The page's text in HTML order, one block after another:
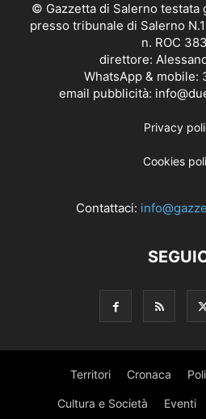
© Gazzetta di Salerno testata
presso tribunale di Salerno
n. ROC
direttore:
WhatsApp & mobile:
email pubblicità:
Privacy
Cookies
Contattaci:
Territori Cronaca
Cultura e Società Eventi